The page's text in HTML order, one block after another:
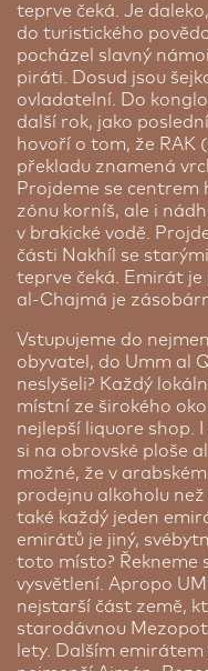
teprve čeká. Je
do turistického
pocházel slavný
piráti. Dosud jsou
ovladatelní. Do
další rok, jako
hovoří o tom, že RAK
překladu znamená
Projdeme se centrem
zónu korníš, ale i
v brakické vodě.
části Nakhíl se
teprve čeká. Emirát je
al-Chajmá je
Vstupujeme do
obyvatel, do Umm al
neslyšeli? Každý
místní ze širokého
nejlepší liquore shop.
si na obrovské ploše
možné, že v
prodejnu alkoholu
také každý jeden
emirátů je jiný,
toto místo? Řekneme
vysvětlení. Apropo
nejstarší část země,
starodávnou
lety. Dalším